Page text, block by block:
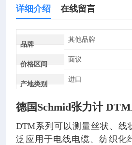
详细介绍 在线留言
品牌
其他品牌
价格区间
面议
产地类别
进口
德国Schmid张力计
DTM系列可以测量丝状、线
泛应用于电线电缆、纺织化